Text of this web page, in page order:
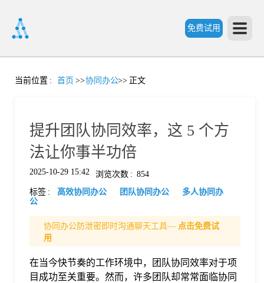
免费试用
首
当前位置 : 首页 >>协同办公>> 正文
提升团队协同效率，这 5 个方
法让你事半功倍
2025-10-29 15:42 浏览次数 : 854
标签 : 高效协同办公 团队协同办公
多人协同办
公
协同办公防泄密即时沟通聊天工具— 点击免费试
用
在当今快节奏的工作环境中，团队协同效率对于项
目成功至关重要。然而，许多团队却常常面临协同